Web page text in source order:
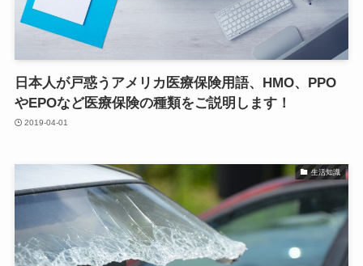
日本人が戸惑うアメリカ医療保険用語、HMO、PPO
やEPOなど医療保険の種類をご説明します！
2019-04-01
生活知識